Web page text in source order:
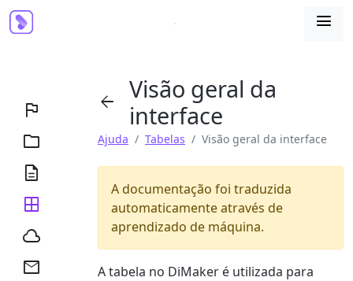








Visão geral da
interface
Ajuda Tabelas Visão geral da interface
A documentação foi traduzida
automaticamente através de
aprendizado de máquina.
A tabela no DiMaker é utilizada para